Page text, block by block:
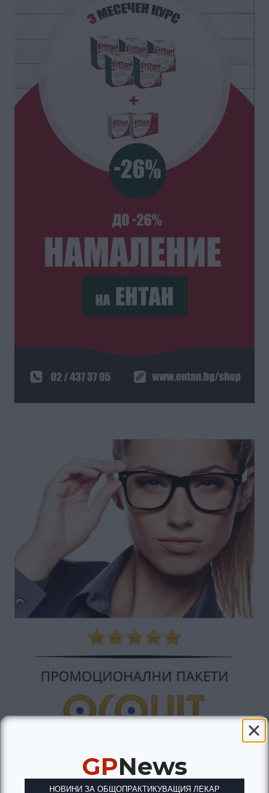
GPNews
НОВИНИ ЗА ОБЩОПРАКТИКУВАЩИЯ ЛЕКАР